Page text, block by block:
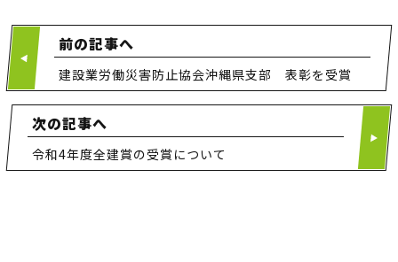
前の記事へ
建設業労働災害防止協会沖縄県支部 表彰を受賞
次の記事へ
令和4年度全建賞の受賞について